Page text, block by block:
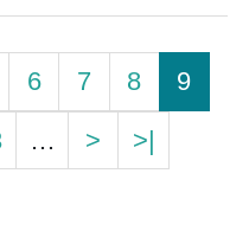
6 7 8
9
… > >|